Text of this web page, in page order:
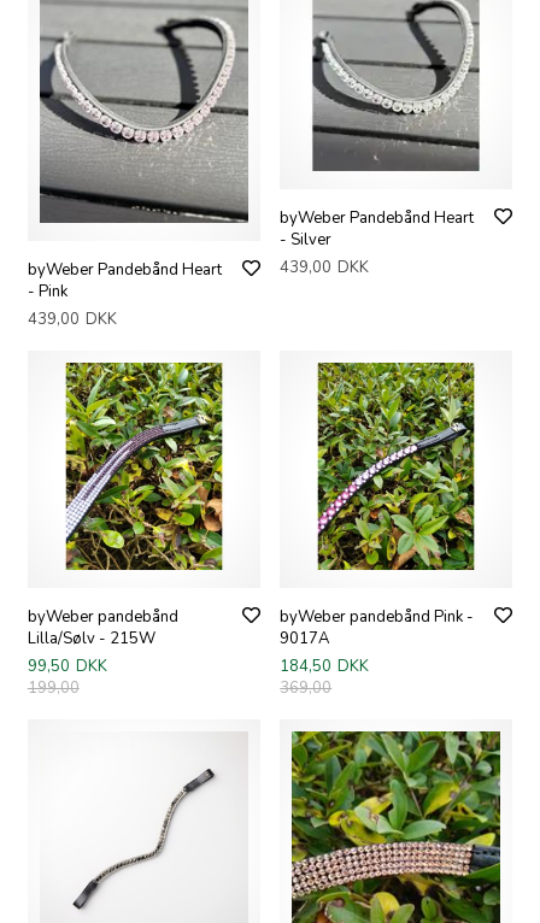
byWeber Pandebånd Heart
- Pink
439,00 DKK
byWeber Pandebånd Heart
- Silver
439,00 DKK
byWeber pandebånd
Lilla/Sølv - 215W
99,50 DKK
199,00
byWeber pandebånd Pink -
9017A
184,50 DKK
369,00